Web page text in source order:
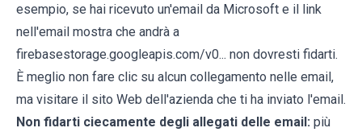
esempio, se hai ricevuto un'email da Microsoft e il link
nell'email mostra che andrà a
firebasestorage.googleapis.com/v0... non dovresti fidarti.
È meglio non fare clic su alcun collegamento nelle email,
ma visitare il sito Web dell'azienda che ti ha inviato l'email.
Non fidarti ciecamente degli allegati delle email: più